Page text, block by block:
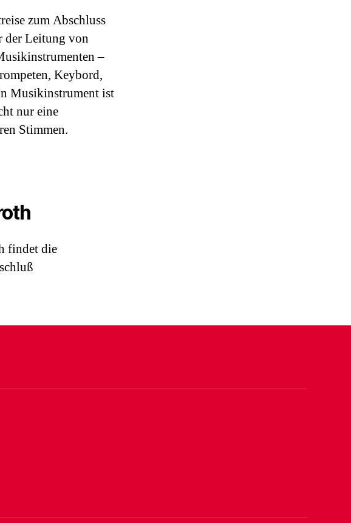
zum Abschluss
der Leitung von
–
Keybord,
Musikinstrument ist
nur eine
Stimmen.
findet die